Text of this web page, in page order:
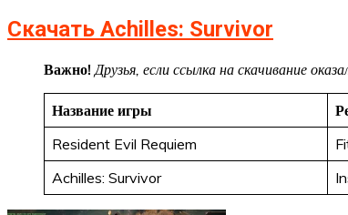
Скачать Achilles: Survivor
Важно!Друзья, если ссылка на скачивание
Название игры
Resident Evil Requiem
Achilles: Survivor